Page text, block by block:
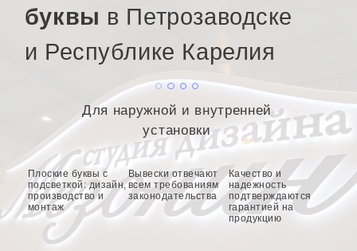
УСЛУГИ
НАШИ РАБОТЫ
БЛОГ
О КОМПАНИИ
буквы в Петрозаводске
и Республике Карелия
Для наружной и внутренней
установки
Плоские буквы с
подсветкой: дизайн,
производство и
монтаж
Вывески отвечают
всем требованиям
законодательства
Качество и
надежность
подтверждаются
гарантией на
продукцию